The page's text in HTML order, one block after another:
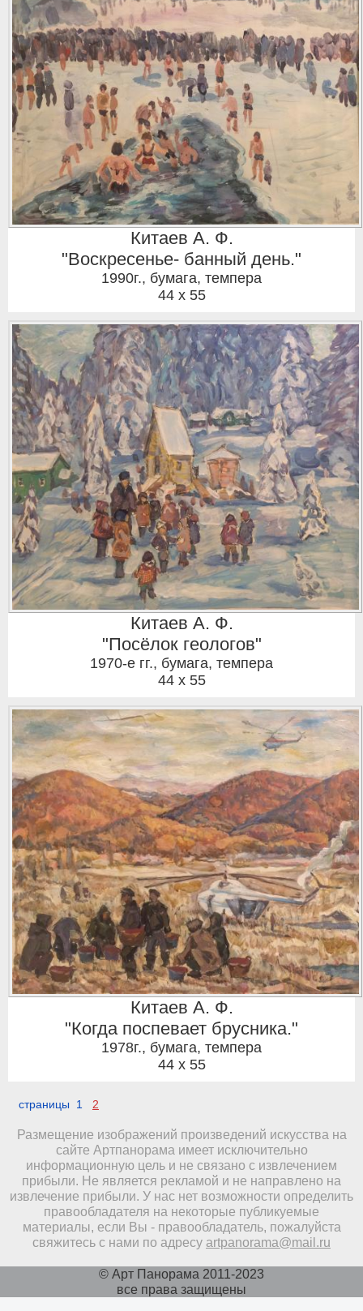
Китаев А. Ф.
"Воскресенье- банный день."
1990г., бумага, темпера
44 x 55
Китаев А. Ф.
"Посёлок геологов"
1970-е гг., бумага, темпера
44 x 55
Китаев А. Ф.
"Когда поспевает брусника."
1978г., бумага, темпера
44 x 55
страницы 1 2
Размещение изображений произведений искусства на
сайте Артпанорама имеет исключительно
информационную цель и не связано с извлечением
прибыли. Не является рекламой и не направлено на
извлечение прибыли. У нас нет возможности определить
правообладателя на некоторые публикуемые
материалы, если Вы - правообладатель, пожалуйста
свяжитесь с нами по адресу artpanorama@mail.ru
© Арт Панорама 2011-2023
все права защищены